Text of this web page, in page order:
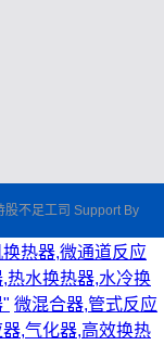
不足工司 Support By
热器,微通道反应
热水换热器,水冷换
微混合器,管式反应
,气化器,高效换热